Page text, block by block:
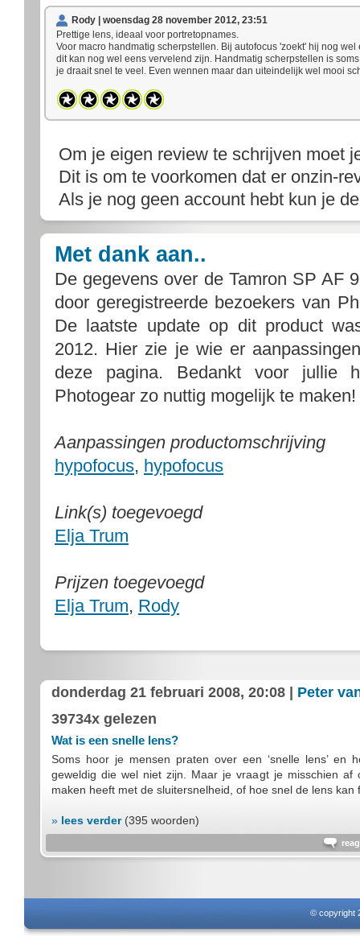
Rody | woensdag 28 november 2012, 23:51
Prettige lens, ideaal voor portretopnames.
Voor macro handmatig scherpstellen. Bij autofocus 'zoekt' hij nog
dit kan nog wel eens vervelend zijn. Handmatig scherpstellen is
je draait snel te veel. Even wennen maar dan uiteindelijk wel mooi
Om je eigen review te schrijven moet
Dit is om te voorkomen dat er onzin-
Als je nog geen account hebt kun je
Met dank aan..
De gegevens over de Tamron SP AF
door geregistreerde bezoekers van
De laatste update op dit product
2012. Hier zie je wie er
deze pagina. Bedankt voor jullie
Photogear zo nuttig mogelijk te maken!
Aanpassingen productomschrijving
hypofocus, hypofocus
Link(s) toegevoegd
Elja Trum
Prijzen toegevoegd
Elja Trum, Rody
donderdag 21 februari 2008, 20:08 | Peter
39734x gelezen
Wat is een snelle lens?
Soms hoor je mensen praten over een ‘snelle lens’ en
geweldig die wel niet zijn. Maar je vraagt je misschien af
maken heeft met de sluitersnelheid, of hoe snel de lens kan
» lees verder(395 woorden)
© copyright